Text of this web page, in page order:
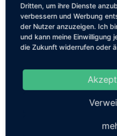
Dritten, um ihre Dienste
verbessern und Werbung
der Nutzer anzuzeigen. Ich
und kann meine Einwilligung
die Zukunft widerrufen oder